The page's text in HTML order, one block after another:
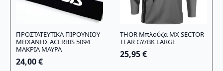
επιλεγούν
σελίδα
του
προϊόντος
ΠΡΟΣΤΑΤΕΥΤΙΚΑ ΠΙΡΟΥΝΙΟΥ
ΜΗΧΑΝΗΣ ACERBIS 5094
ΜΑΚΡΙΑ ΜΑΥΡΑ
24,00€
THOR Μπλούζα MX SECTOR
TEAR GY/BK LARGE
25,95€